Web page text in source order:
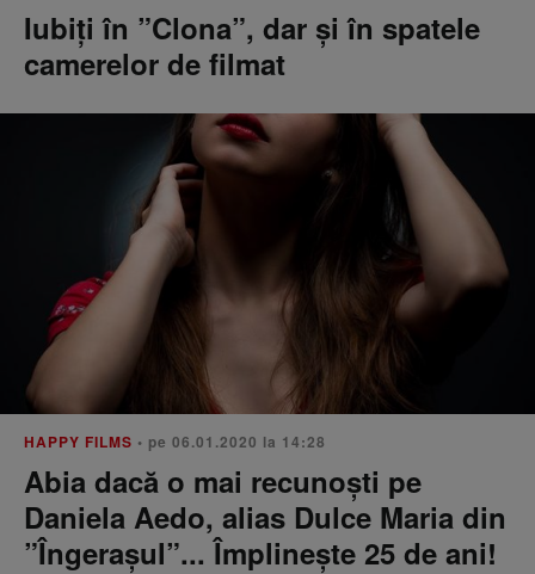
Iubiți în ”Clona”, dar și în spatele
camerelor de filmat
HAPPY FILMS • pe 06.01.2020 la 14:28
Abia dacă o mai recunoști pe
Daniela Aedo, alias Dulce Maria din
”Îngerașul”... Împlinește 25 de ani!